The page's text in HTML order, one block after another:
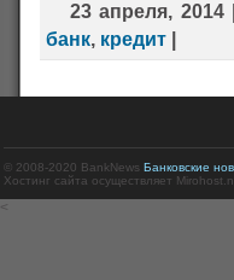
23 апреля, 2014|
банк, кредит|
© 2008-2020 BankNews Банковские
Хостинг сайта осуществляет
<